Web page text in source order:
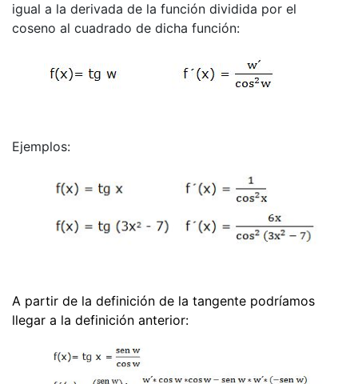
igual a la derivada de la función dividida por el
coseno al cuadrado de dicha función:
Ejemplos:
A partir de la definición de la tangente podríamos
llegar a la definición anterior: